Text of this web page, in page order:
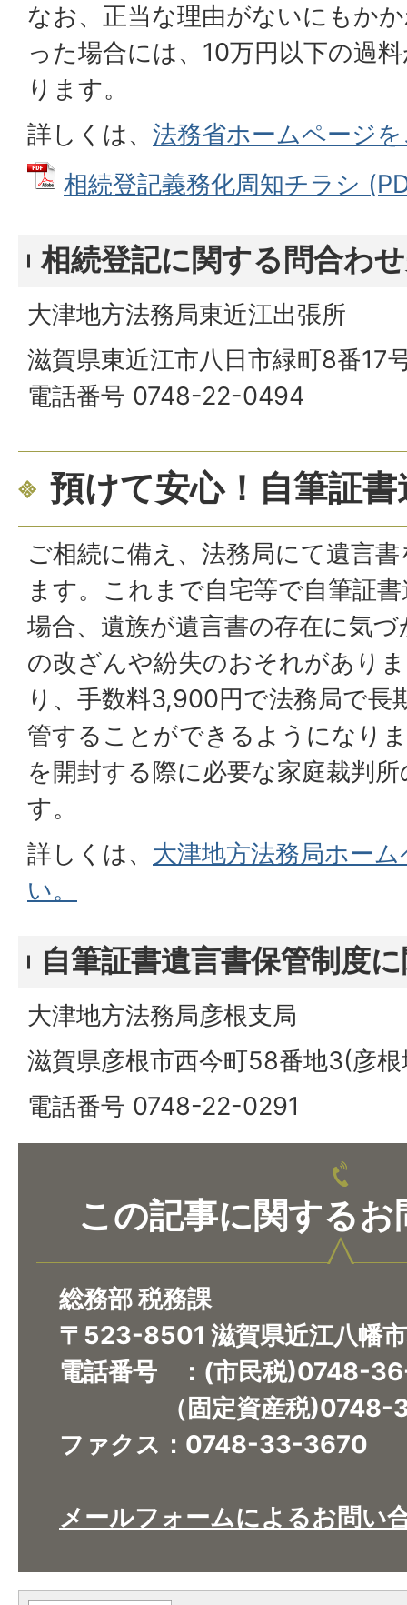
なお、正当な理由がないにもか
った場合には、10万円以下の過
ります。
詳しくは、 法務省ホームページ
相続登記義務化周知チラシ
相続登記に関する問合わ
大津地方法務局東近江出張所
滋賀県東近江市八日市緑町8番17
電話番号 0748-22-0494
預けて安心！自筆証
ご相続に備え、法務局にて遺言
ます。これまで自宅等で自筆証
場合、遺族が遺言書の存在に気
の改ざんや紛失のおそれがあり
り、手数料3,900円で法務局で長
管することができるようになり
を開封する際に必要な家庭裁判
す。
詳しくは、 大津地方法務局ホー
い。
自筆証書遺言書保管制度
大津地方法務局彦根支局
滋賀県彦根市西今町58番地3(彦
電話番号 0748-22-0291
この記事に関するお
総務部 税務課
〒523-8501 滋賀県近江八幡
電話番号 ：(市民税)0748-
（固定資産税)0748-
ファクス：0748-33-3670​​​​​​​
メールフォームによるお問い